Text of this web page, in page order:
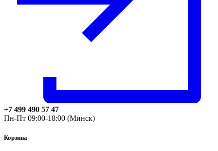
+7 499 490 57 47
Пн-Пт 09:00-18:00 (Минск)
Корзина